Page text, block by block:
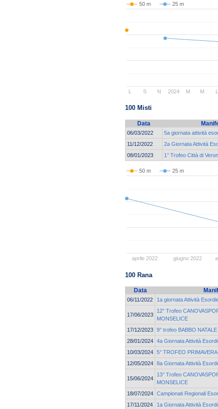
50 m 25 m
2024
L S N M M L
100 Misti
Data
06/03/2022
5a giornata attività
11/12/2022
2a Giornata Attività
08/01/2023
1° Trofeo Città di
50 m 25 m
aprile 2022 giugno 2022
100 Rana
Data
06/11/2022 1a giornata Attività
17/06/2023
12° Trofeo
MONSELICE
17/12/2023 9° trofeo BABBO
28/01/2024 4a Giornata Attività
10/03/2024 5° TROFEO
12/05/2024 8a Giornata Attività
15/06/2024
13° Trofeo
MONSELICE
18/07/2024 Campionati Regionali
17/11/2024
1a Giornata Attività